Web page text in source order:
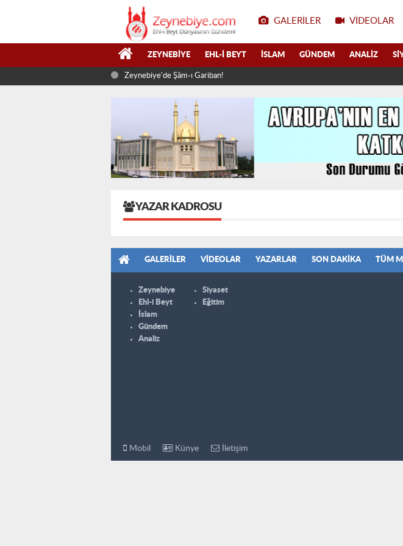
GALERILER VIDEOLAR
ZEYNEBIYE EHL-I BEYT İSLAM GÜNDEM ANALIZ
Zeynebiye'de Şâm-ı Gariban!
YAZAR KADROSU
GALERILER VIDEOLAR YAZARLAR SON DAKIKA TÜM
Zeynebiye
Ehl-i Beyt
İslam
Gündem
Analiz
Siyaset
Eğitim
Mobil Künye İletişim